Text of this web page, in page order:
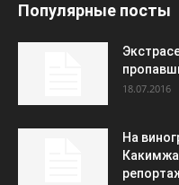
Популярные посты
18.07.2016
На